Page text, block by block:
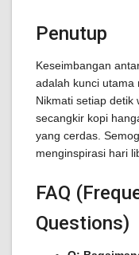
Penutup
Keseimbangan
adalah kunci utama
Nikmati setiap detik
secangkir kopi
yang cerdas.
menginspirasi hari
FAQ
Questions)